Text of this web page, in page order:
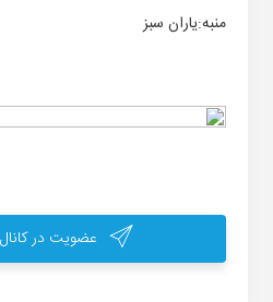
منبه:یاران سبز
عضویت در کانال